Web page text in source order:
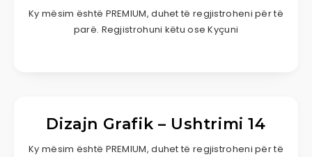
Ky mësim është PREMIUM, duhet të regjistroheni për të
parë. Regjistrohuni këtu ose Kyçuni
Dizajn Grafik – Ushtrimi 14
Ky mësim është PREMIUM, duhet të regjistroheni për të